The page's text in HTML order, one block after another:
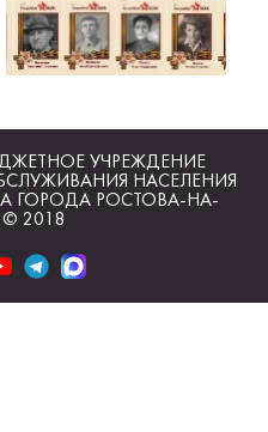
УЧРЕЖДЕНИЕ
НАСЕЛЕНИЯ
ГОРОДА РОСТОВА-НА-
2018